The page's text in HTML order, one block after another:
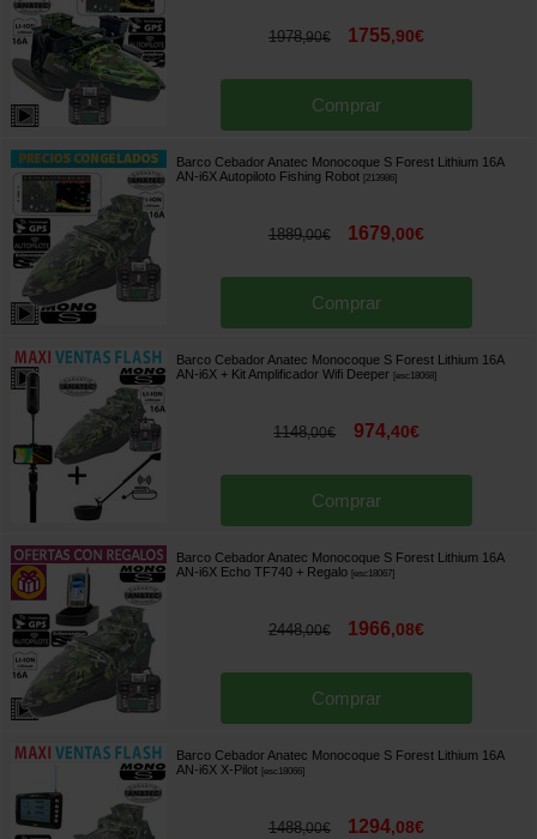
1978,90€ 1755,90€
Comprar
Barco Cebador Anatec Monocoque S Forest Lithium 16A
AN-i6X Autopiloto Fishing Robot [213986]
1889,00€ 1679,00€
Comprar
Barco Cebador Anatec Monocoque S Forest Lithium 16A
AN-i6X + Kit Amplificador Wifi Deeper [esc18068]
1148,00€ 974,40€
Comprar
Barco Cebador Anatec Monocoque S Forest Lithium 16A
AN-i6X Echo TF740 + Regalo [esc18067]
2448,00€ 1966,08€
Comprar
Barco Cebador Anatec Monocoque S Forest Lithium 16A
AN-i6X X-Pilot [esc18066]
1488,00€ 1294,08€